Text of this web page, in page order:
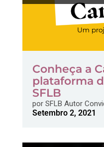
Conheça a
plataforma
SFLB
porSFLB Autor
Setembro 2, 2021